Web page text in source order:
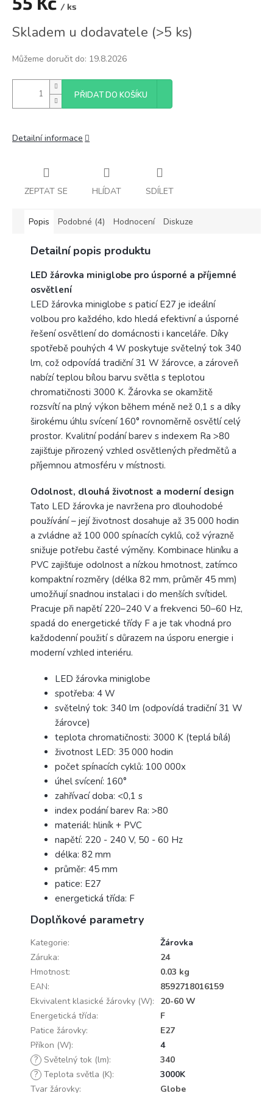
/ ks
cena:
Skladem u dodavatele (>5 ks)
Můžeme doručit do: 19.8.2026
PŘIDAT DO KOŠÍKU
Detailní informace
ZEPTAT SE HLÍDAT SDÍLET
Popis Podobné (4) Hodnocení Diskuze
Detailní popis produktu
LED žárovka miniglobe pro úsporné a příjemné
osvětlení
LED žárovka miniglobe s paticí E27 je ideální
volbou pro každého, kdo hledá efektivní a úsporné
řešení osvětlení do domácnosti i kanceláře. Díky
spotřebě pouhých 4 W poskytuje světelný tok 340
lm, což odpovídá tradiční 31 W žárovce, a zároveň
nabízí teplou bílou barvu světla s teplotou
chromatičnosti 3000 K. Žárovka se okamžitě
rozsvítí na plný výkon během méně než 0,1 s a díky
širokému úhlu svícení 160° rovnoměrně osvětlí celý
prostor. Kvalitní podání barev s indexem Ra >80
zajišťuje přirozený vzhled osvětlených předmětů a
příjemnou atmosféru v místnosti.
Odolnost, dlouhá životnost a moderní design
Tato LED žárovka je navržena pro dlouhodobé
používání – její životnost dosahuje až 35 000 hodin
a zvládne až 100 000 spínacích cyklů, což výrazně
snižuje potřebu časté výměny. Kombinace hliníku a
PVC zajišťuje odolnost a nízkou hmotnost, zatímco
kompaktní rozměry (délka 82 mm, průměr 45 mm)
umožňují snadnou instalaci i do menších svítidel.
Pracuje při napětí 220–240 V a frekvenci 50–60 Hz,
spadá do energetické třídy F a je tak vhodná pro
každodenní použití s důrazem na úsporu energie i
moderní vzhled interiéru.
LED žárovka miniglobe
spotřeba: 4 W
světelný tok: 340 lm (odpovídá tradiční 31 W
žárovce)
teplota chromatičnosti: 3000 K (teplá bílá)
životnost LED: 35 000 hodin
počet spínacích cyklů: 100 000x
úhel svícení: 160°
zahřívací doba: <0,1 s
index podání barev Ra: >80
materiál: hliník + PVC
napětí: 220 - 240 V, 50 - 60 Hz
délka: 82 mm
průměr: 45 mm
patice: E27
energetická třída: F
Doplňkové parametry
Kategorie:
Žárovka
Záruka:
24
Hmotnost:
0.03 kg
EAN:
8592718016159
Ekvivalent klasické žárovky (W):
20-60 W
Energetická třída:
F
Patice žárovky:
E27
Příkon (W):
4
? Světelný tok (lm):
340
? Teplota světla (K):
3000K
Tvar žárovky: Globe